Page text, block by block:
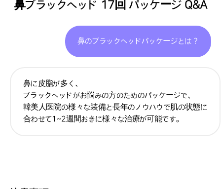
鼻ブラックヘッド 17回 パッケージ Q&A
鼻のブラックヘッドパッケージとは？
鼻に皮脂が多く、
ブラックヘッドがお悩みの方のためのパッケージで、
韓美人医院の様々な装備と長年のノウハウで肌の状態に
合わせて1~2週間おきに様々な治療が可能です。